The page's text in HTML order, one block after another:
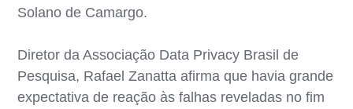
Solano de Camargo.
Diretor da Associação Data Privacy Brasil de
Pesquisa, Rafael Zanatta afirma que havia grande
expectativa de reação às falhas reveladas no fim